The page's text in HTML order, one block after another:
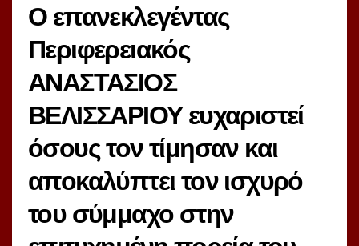
Ο επανεκλεγέντας
Περιφερειακός
ΑΝΑΣΤΑΣΙΟΣ
ΒΕΛΙΣΣΑΡΙΟΥ ευχαριστεί
όσους τον τίμησαν και
αποκαλύπτει τον ισχυρό
του σύμμαχο στην